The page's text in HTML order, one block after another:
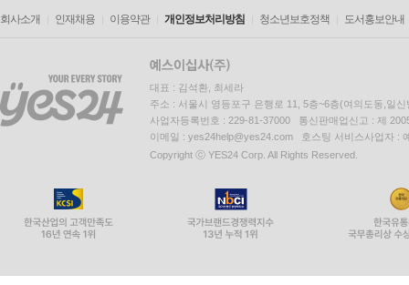
회사소개 인재채용 이용약관 개인정보처리방침 청소년보호정책 도서홍보안내
대표 : 김석환, 최세라
주소 : 서울시 영등포구 은행로 11, 5층~6층(여의도동,일신
사업자등록번호 : 229-81-37000 통신판매업신고 : 제
이메일 : yes24help@yes24.com 호스팅 서비스사업자 :
Copyright ⓒ YES24 Corp. All Rights Reserved.